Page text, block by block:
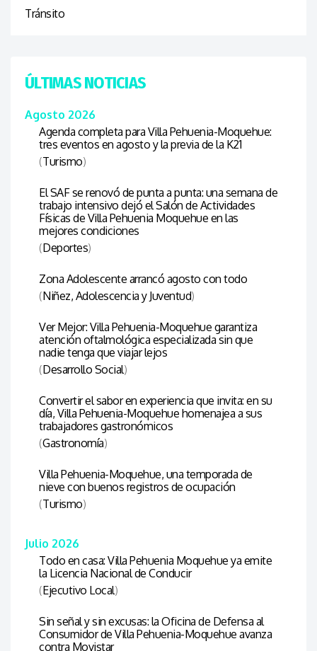
Tránsito
ÚLTIMAS NOTICIAS
Agosto 2026
Agenda completa para Villa Pehuenia-Moquehue:
tres eventos en agosto y la previa de la K21
(Turismo)
El SAF se renovó de punta a punta: una semana de
trabajo intensivo dejó el Salón de Actividades
Físicas de Villa Pehuenia Moquehue en las
mejores condiciones
(Deportes)
Zona Adolescente arrancó agosto con todo
(Niñez, Adolescencia y Juventud)
Ver Mejor: Villa Pehuenia-Moquehue garantiza
atención oftalmológica especializada sin que
nadie tenga que viajar lejos
(Desarrollo Social)
Convertir el sabor en experiencia que invita: en su
día, Villa Pehuenia-Moquehue homenajea a sus
trabajadores gastronómicos
(Gastronomía)
Villa Pehuenia-Moquehue, una temporada de
nieve con buenos registros de ocupación
(Turismo)
Julio 2026
Todo en casa: Villa Pehuenia Moquehue ya emite
la Licencia Nacional de Conducir
(Ejecutivo Local)
Sin señal y sin excusas: la Oficina de Defensa al
Consumidor de Villa Pehuenia-Moquehue avanza
contra Movistar